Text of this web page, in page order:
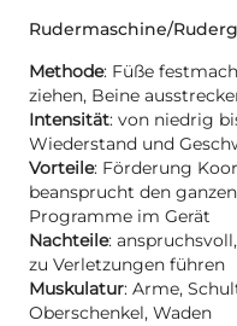
Rudermaschine/
Methode: Füße
ziehen, Beine
Intensität: von niedrig
Wiederstand und
Vorteile: Förderung
beansprucht den
Programme im Gerät
Nachteile:
zu Verletzungen führen
Muskulatur: Arme,
Oberschenkel, Waden